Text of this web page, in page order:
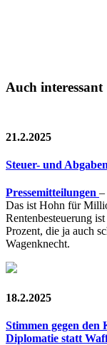
Auch interessant
21.2.2025
Steuer- und
Pressemitteilungen –
Das ist Hohn für
Rentenbesteuerung
Prozent, die ja auch
Wagenknecht.
18.2.2025
Stimmen gegen den
Diplomatie statt